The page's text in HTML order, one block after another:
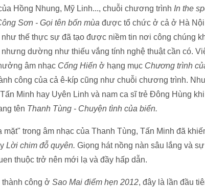
Hồng Nhung, Mỹ Linh..., chuỗi chương trình In the
Sơn - Gọi tên bốn mùa được tổ chức ở cả ở Hà Nội
thế thực sự đã tạo được niềm tin nơi công chúng
dường như thiếu vắng tính nghệ thuật cần có.
âm nhạc Cống Hiến ở hạng mục Chương trình
công của cả ê-kíp cũng như chuỗi chương trình.
Minh hay Uyên Linh và nam ca sĩ trẻ Đông Hùng
tên Thanh Tùng - Chuyện tình của biển.
mặt" trong âm nhạc của Thanh Tùng, Tấn Minh đã
Lời chim đỗ quyên. Giọng hát nồng nàn sâu lắng và
thuộc trở nên mới lạ và đầy hấp dẫn.
thành công ở Sao Mai điểm hẹn 2012, đây là lần đầu